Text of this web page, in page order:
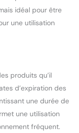
activités
le
article de
en
fonction,
un code
une
immédiate.
idéal pour être
une utilisation
produits qu’il
d’expiration des
une durée de
une utilisation
fréquent.